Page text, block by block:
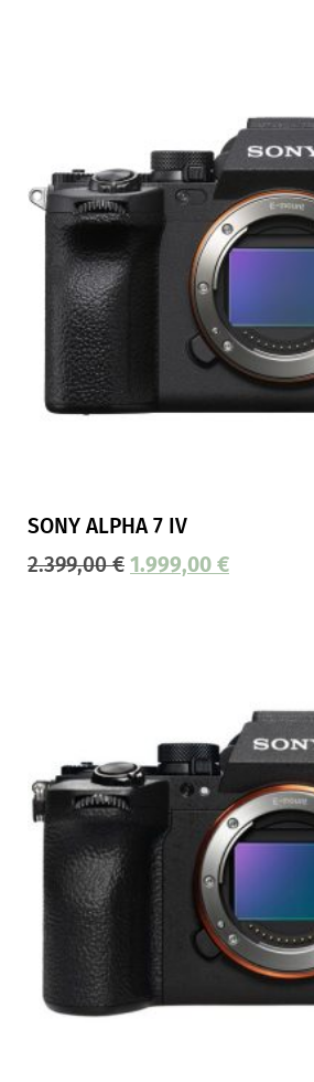
SONY ALPHA 7 IV
2.399,00€ 1.999,00 €